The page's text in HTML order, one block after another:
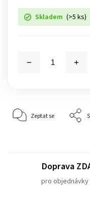
Skladem (>5 ks)
Zeptat se
Doprava
pro objednávky